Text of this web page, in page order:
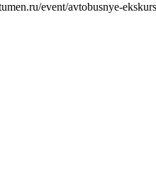
event/avtobusnye-